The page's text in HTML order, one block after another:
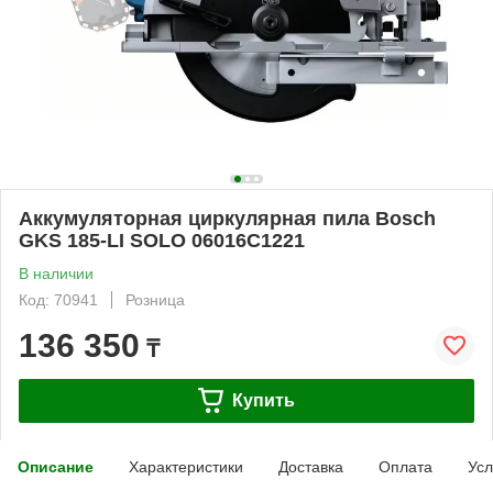
Аккумуляторная циркулярная пила Bosch
GKS 185-LI SOLO 06016C1221
В наличии
Код: 70941
Розница
136 350 ₸
Купить
Описание Характеристики Доставка Оплата